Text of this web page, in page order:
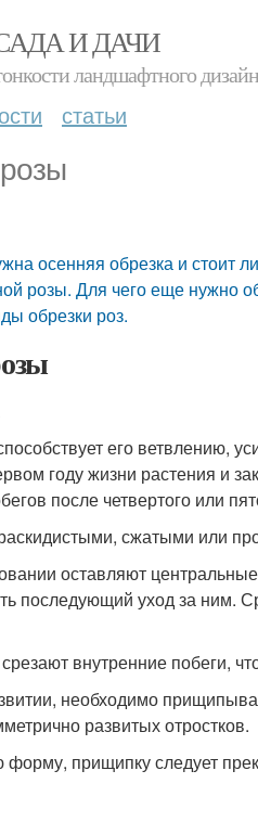
И ДАЧИ
ландшафтного
статьи
осенняя обрезка и стоит
розы. Для чего еще нужно
обрезки роз.
его ветвлению,
году жизни растения и
после четвертого или
сжатыми или
оставляют
последующий уход за ним.
внутренние побеги,
необходимо
развитых отростков.
форму, прищипку следует